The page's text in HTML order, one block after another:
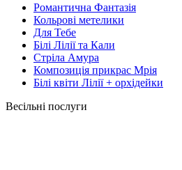
Романтична Фантазія
Кольрові метелики
Для Тебе
Білі Лілії та Кали
Стріла Амура
Композиція прикрас Мрія
Білі квіти Лілії + орхідейки
Весільні послуги